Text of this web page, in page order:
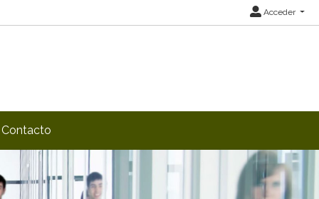
Acceder
Contacto